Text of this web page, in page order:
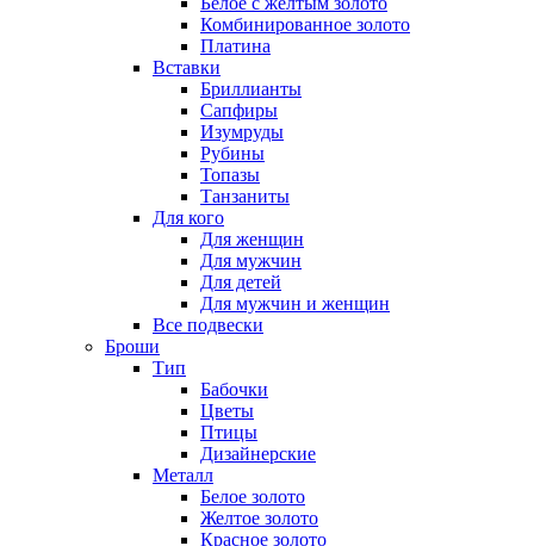
Комбинированное золото
Платина
Вставки
Бриллианты
Сапфиры
Изумруды
Рубины
Топазы
Танзаниты
Для кого
Для женщин
Для мужчин
Для детей
Для мужчин и женщин
Все подвески
Броши
Тип
Бабочки
Цветы
Птицы
Дизайнерские
Металл
Белое золото
Желтое золото
Красное золото